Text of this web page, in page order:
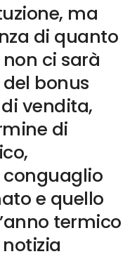
ma
di quanto
ci sarà
bonus
vendita,
di
e quello
termico